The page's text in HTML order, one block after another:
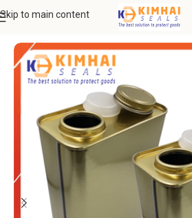
Skip to main content
CAN THIẾC-CHAI THUỶ TINH